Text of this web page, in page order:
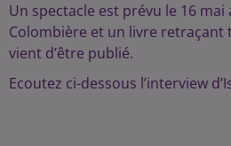
Un spectacle est prévu le 16 mai
Colombière et un livre retraçant
vient d’être publié.
Ecoutez ci-dessous l’interview